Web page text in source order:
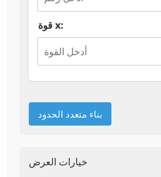
قوة x:
بناء متعدد الحدود
خيارات العرض